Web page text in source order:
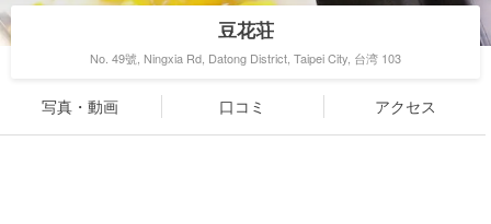
豆花荘
No. 49號, Ningxia Rd, Datong District, Taipei City, 台湾 103
写真・動画 口コミ アクセス